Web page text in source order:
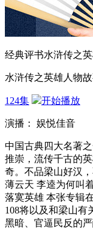
经典评书水浒传之
水浒传之英雄人物
124集 开始播放
演播： 娱悦佳音
中国古典四大名著
推崇，流传千古的
奇。不品梁山好汉
薄云天 李逵为何叫
落寞英雄 本张专辑
108将以及和梁山有
黑暗、官逼民反的